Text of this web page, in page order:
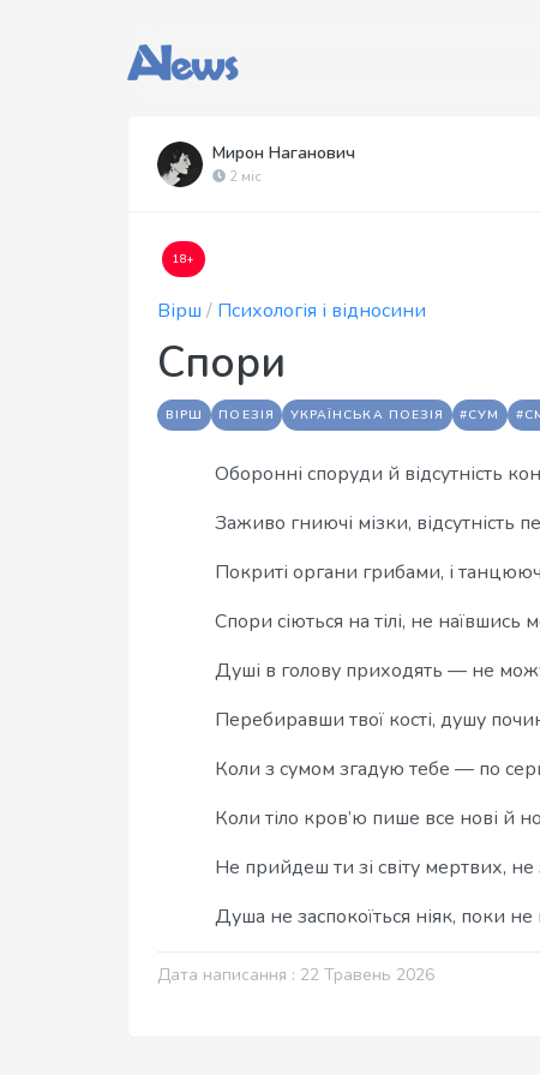
Мирон Наганович
2 міс
18+
Вірш / Психологія і відносини
Спори
ВІРШ ПОЕЗІЯ УКРАЇНСЬКА ПОЕЗІЯ #СУМ
Оборонні споруди й відсутність
Заживо гниючі мізки, відсутність
Покриті органи грибами, і
Спори сіються на тілі, не наївшись
Душі в голову приходять — не
Перебиравши твої кості, душу
Коли з сумом згадую тебе — по
Коли тіло кров’ю пише все нові й
Не прийдеш ти зі світу мертвих, не
Душа не заспокоїться ніяк, поки
Дата написання : 22 Травень 2026